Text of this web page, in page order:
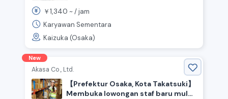
Pekerjaan mudah di dalam
gudang ◎
￥1,340 ~ /jam
Karyawan Sementara
Kaizuka (Osaka)
New
Akasa Co., Ltd.
【Prefektur Osaka, Kota Takatsuki】
Membuka lowongan staf baru mulai